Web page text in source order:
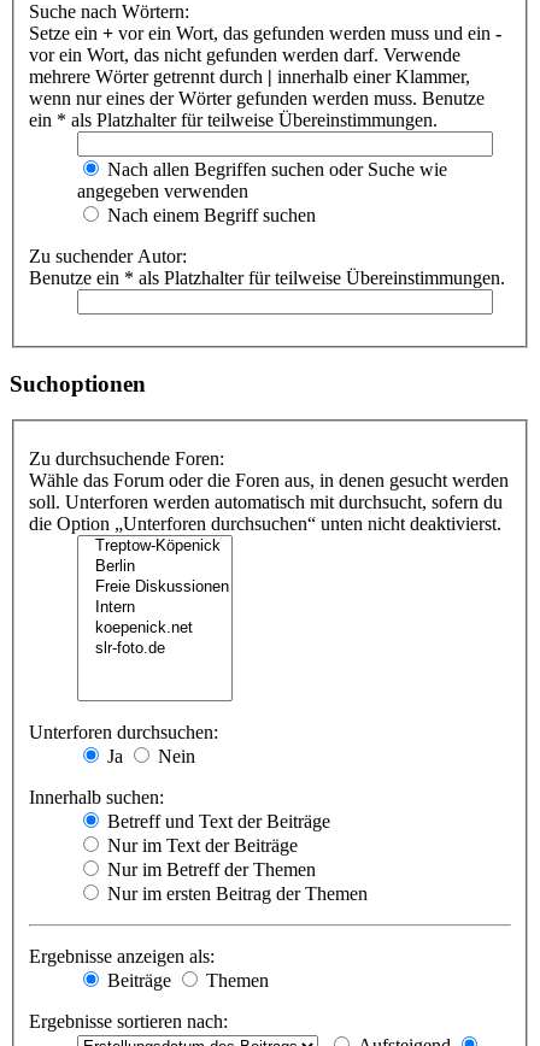
Suche nach Wörtern:
Setze ein + vor ein Wort, das gefunden werden muss und ein -
vor ein Wort, das nicht gefunden werden darf. Verwende
mehrere Wörter getrennt durch | innerhalb einer Klammer,
wenn nur eines der Wörter gefunden werden muss. Benutze
ein * als Platzhalter für teilweise Übereinstimmungen.
Nach allen Begriffen suchen oder Suche wie
angegeben verwenden
Nach einem Begriff suchen
Zu suchender Autor:
Benutze ein * als Platzhalter für teilweise Übereinstimmungen.
Suchoptionen
Zu durchsuchende Foren:
Wähle das Forum oder die Foren aus, in denen gesucht werden
soll. Unterforen werden automatisch mit durchsucht, sofern du
die Option „Unterforen durchsuchen“ unten nicht deaktivierst.
Unterforen durchsuchen:
Ja
Nein
Innerhalb suchen:
Betreff und Text der Beiträge
Nur im Text der Beiträge
Nur im Betreff der Themen
Nur im ersten Beitrag der Themen
Ergebnisse anzeigen als:
Beiträge
Themen
Ergebnisse sortieren nach: